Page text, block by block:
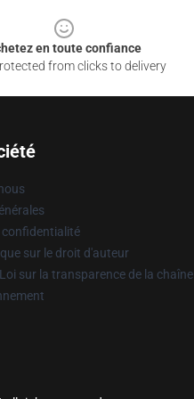
en toute confiance
from clicks to delivery
confidentialité
sur le droit d'auteur
sur la transparence de la chaîne